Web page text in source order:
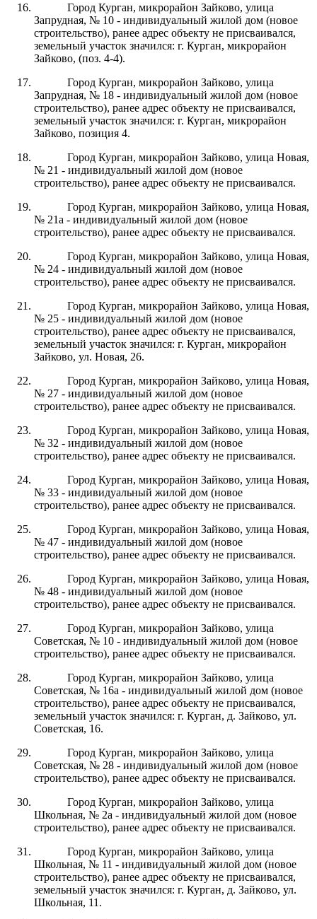
Город Курган, микрорайон Зайково, улица
Запрудная, № 10 - индивидуальный жилой дом (новое
строительство), ранее адрес объекту не присваивался,
земельный участок значился: г. Курган, микрорайон
Зайково, (поз. 4-4).
Город Курган, микрорайон Зайково, улица
Запрудная, № 18 - индивидуальный жилой дом (новое
строительство), ранее адрес объекту не присваивался,
земельный участок значился: г. Курган, микрорайон
Зайково, позиция 4.
Город Курган, микрорайон Зайково, улица Новая,
№ 21 - индивидуальный жилой дом (новое
строительство), ранее адрес объекту не присваивался.
Город Курган, микрорайон Зайково, улица Новая,
№ 21а - индивидуальный жилой дом (новое
строительство), ранее адрес объекту не присваивался.
Город Курган, микрорайон Зайково, улица Новая,
№ 24 - индивидуальный жилой дом (новое
строительство), ранее адрес объекту не присваивался.
Город Курган, микрорайон Зайково, улица Новая,
№ 25 - индивидуальный жилой дом (новое
строительство), ранее адрес объекту не присваивался,
земельный участок значился: г. Курган, микрорайон
Зайково, ул. Новая, 26.
Город Курган, микрорайон Зайково, улица Новая,
№ 27 - индивидуальный жилой дом (новое
строительство), ранее адрес объекту не присваивался.
Город Курган, микрорайон Зайково, улица Новая,
№ 32 - индивидуальный жилой дом (новое
строительство), ранее адрес объекту не присваивался.
Город Курган, микрорайон Зайково, улица Новая,
№ 33 - индивидуальный жилой дом (новое
строительство), ранее адрес объекту не присваивался.
Город Курган, микрорайон Зайково, улица Новая,
№ 47 - индивидуальный жилой дом (новое
строительство), ранее адрес объекту не присваивался.
Город Курган, микрорайон Зайково, улица Новая,
№ 48 - индивидуальный жилой дом (новое
строительство), ранее адрес объекту не присваивался.
Город Курган, микрорайон Зайково, улица
Советская, № 10 - индивидуальный жилой дом (новое
строительство), ранее адрес объекту не присваивался.
Город Курган, микрорайон Зайково, улица
Советская, № 16а - индивидуальный жилой дом (новое
строительство), ранее адрес объекту не присваивался,
земельный участок значился: г. Курган, д. Зайково, ул.
Советская, 16.
Город Курган, микрорайон Зайково, улица
Советская, № 28 - индивидуальный жилой дом (новое
строительство), ранее адрес объекту не присваивался.
Город Курган, микрорайон Зайково, улица
Школьная, № 2а - индивидуальный жилой дом (новое
строительство), ранее адрес объекту не присваивался.
Город Курган, микрорайон Зайково, улица
Школьная, № 11 - индивидуальный жилой дом (новое
строительство), ранее адрес объекту не присваивался,
земельный участок значился: г. Курган, д. Зайково, ул.
Школьная, 11.